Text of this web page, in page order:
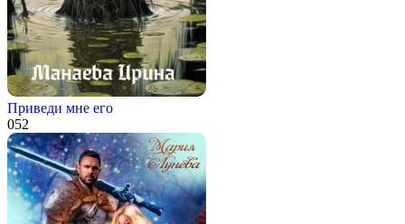
Приведи мне его
052